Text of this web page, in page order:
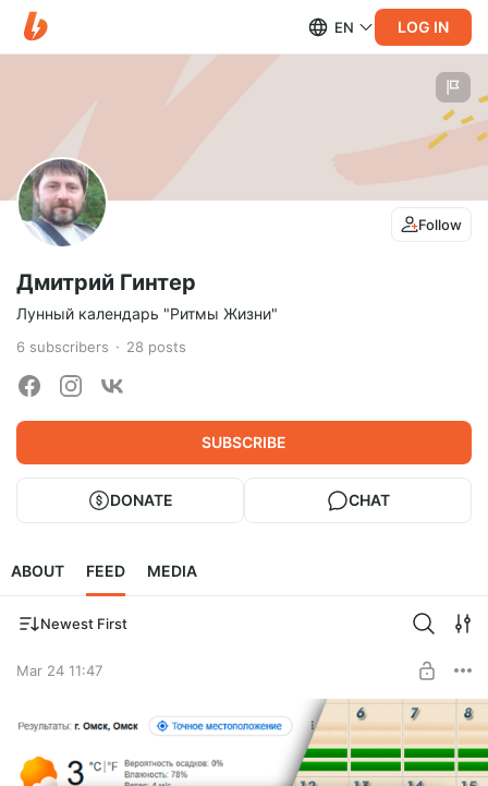
EN LOG IN
Follow
Дмитрий Гинтер
Лунный календарь "Ритмы Жизни"
6 subscribers 28 posts
SUBSCRIBE
DONATE CHAT
ABOUT FEED MEDIA
Newest First
Mar 24 11:47